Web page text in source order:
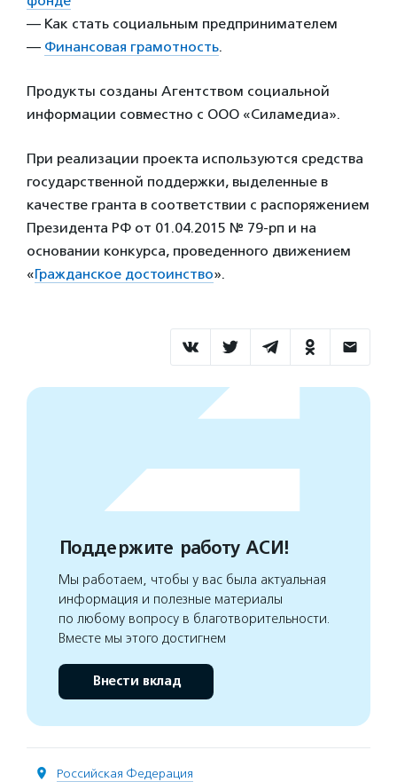
— Как стать социальным предпринимателем
— Финансовая грамотность.
Продукты созданы Агентством социальной
информации совместно с ООО «Силамедиа».
При реализации проекта используются средства
государственной поддержки, выделенные в
качестве гранта в соответствии с распоряжением
Президента РФ от 01.04.2015 № 79-рп и на
основании конкурса, проведенного движением
«Гражданское достоинство».
Поддержите работу АСИ!
Мы работаем, чтобы у вас была актуальная
информация и полезные материалы
по любому вопросу в благотворительности.
Вместе мы этого достигнем
Внести вклад
Российская Федерация